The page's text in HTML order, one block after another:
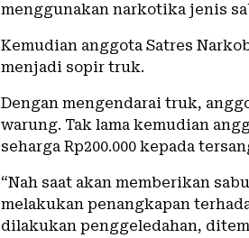
menggunakan narkotika jenis
Kemudian anggota Satres
menjadi sopir truk.
Dengan mengendarai truk,
warung. Tak lama kemudian
seharga Rp200.000 kepada
“Nah saat akan memberikan
melakukan penangkapan
dilakukan penggeledahan,